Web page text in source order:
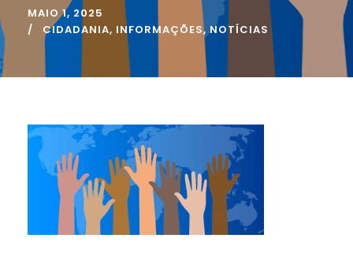
MAIO 1, 2025
CIDADANIA, INFORMAÇÕES, NOTÍCIAS